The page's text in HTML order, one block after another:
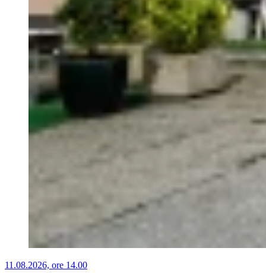
11.08.2026, ore 14.00